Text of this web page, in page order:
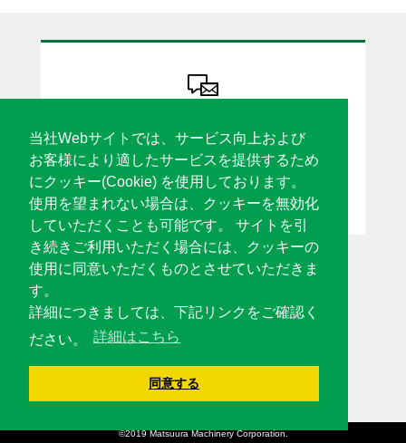
当社Webサイトでは、サービス向上および
お客様により適したサービスを提供するため
にクッキー(Cookie) を使用しております。
使用を望まれない場合は、クッキーを無効化
していただくことも可能です。 サイトを引
き続きご利用いただく場合には、クッキーの
使用に同意いただくものとさせていただきま
す。
詳細につきましては、下記リンクをご確認く
ださい。
詳細はこちら
同意する
カタログ請求・見積依頼 etc
お気軽にお問合せください
各種窓口はこちら
〒910-8530 福井県福井市東森田4丁目201番地
TEL : 0776-56-8100 (代) / FAX : 0776-56-8150(代)
GLOBAL
©2019 Matsuura Machinery Corporation.